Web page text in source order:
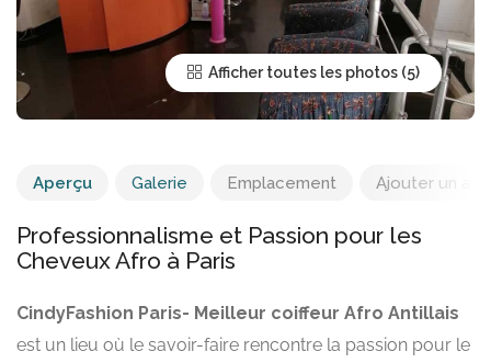
Afficher toutes les photos
Aperçu Galerie Emplacement Ajouter un avis
Professionnalisme et Passion pour les
Cheveux Afro à Paris
CindyFashion Paris- Meilleur coiffeur Afro Antillais
est un lieu où le savoir-faire rencontre la passion pour le